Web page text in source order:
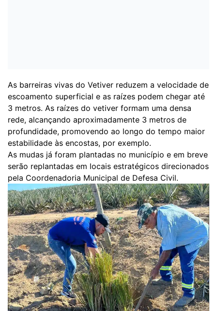
As barreiras vivas do Vetiver reduzem a velocidade de
escoamento superficial e as raízes podem chegar até
3 metros. As raízes do vetiver formam uma densa
rede, alcançando aproximadamente 3 metros de
profundidade, promovendo ao longo do tempo maior
estabilidade às encostas, por exemplo.
As mudas já foram plantadas no município e em breve
serão replantadas em locais estratégicos direcionados
pela Coordenadoria Municipal de Defesa Civil.